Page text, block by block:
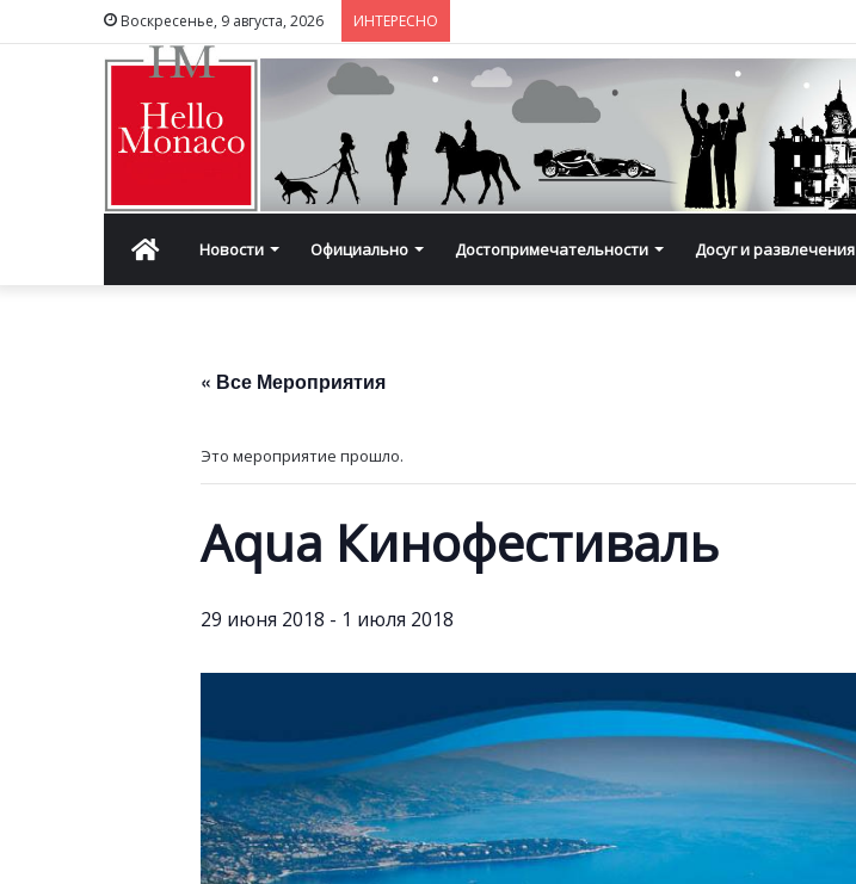
Воскресенье, 9 августа, 2026 ИНТЕРЕСНО
ГлавнаяНовости Официально Достопримечательности Досуг и развлечения
« Все Мероприятия
Это мероприятие прошло.
Aqua Кинофестиваль
29 июня 2018 - 1 июля 2018